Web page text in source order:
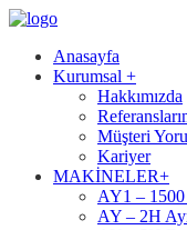
Anasayfa
Kurumsal +
Hakkımızda
Müşteri
Kariyer
MAKİNELER+
AY1 – 1500
AY – 2H